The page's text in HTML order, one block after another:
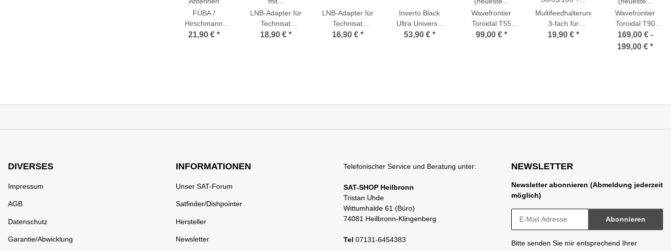
FUBA /
Hirschmann
Universal LNB-
21,90 € *
LNB-Adapter für
Technisat
Antenne
18,90 € *
LNB-Adapter für
Technisat
Antenne
16,90 € *
Inverto Black
Ultra Universal
Quad LNB (0.2db
53,90 € *
Wavefrontier
Toroidal T55
Multibeam
99,00 € *
Multifeedhalterung
3-fach für
GigaBlue
19,90 € *
Wavefrontier
Toroidal T90
Multibeam
Antenne
169,00 € -
199,00 € *
DIVERSES
Impressum
AGB
Datenschutz
Garantie/Abwicklung
INFORMATIONEN
Unser SAT-Forum
Satfinder/Dishpointer
Hersteller
Newsletter
Telefonischer Service und Beratung unter:
SAT-SHOP Heilbronn
Tristan Uhde
Wittumhalde 61 (Büro)
74081 Heilbronn-Klingenberg
Tel 07131-6454383
NEWSLETTER
Newsletter abonnieren (Abmeldung jederzeit
möglich)
Abonnieren
Bitte senden Sie mir entsprechend Ihrer